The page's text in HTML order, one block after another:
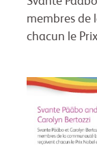
membres de
chacun le